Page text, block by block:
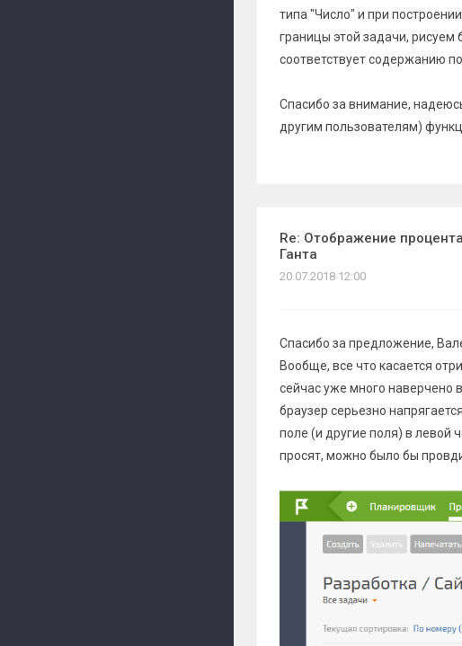
типа "Число" и при
границы этой задачи, рисуем
соответствует содержанию
Спасибо за внимание,
другим пользователям)
Re: Отображение
Ганта
20.07.2018 12:00
Спасибо за предложение,
Вообще, все что касается
сейчас уже много наверчено
браузер серьезно
поле (и другие поля) в левой
просят, можно было бы